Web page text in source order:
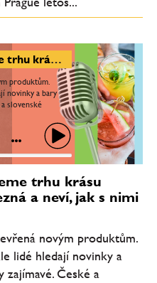
Samer Selbak: Ukazujeme trhu krásu značek, které nikdo nezná a neví, jak s nimi pracovat
produktům.
novinky a bary
slovenské
trhu krásu
a neví, jak s nimi
novým produktům.
lidé hledají novinky a
České a